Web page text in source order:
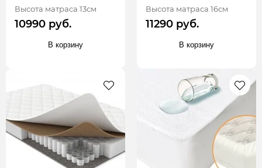
Высота матраса 13см
10990 руб.
В корзину
Высота матраса 16см
11290 руб.
В корзину